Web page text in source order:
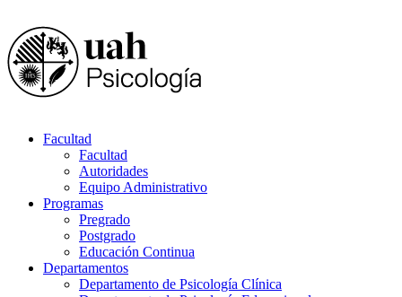
Facultad
Facultad
Autoridades
Equipo Administrativo
Programas
Pregrado
Postgrado
Educación Continua
Departamentos
Departamento de Psicología Clínica